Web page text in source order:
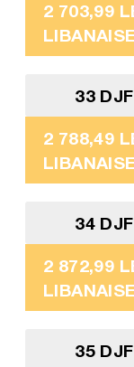
2 703,99
33
2 788,49
34
2 872,99
35